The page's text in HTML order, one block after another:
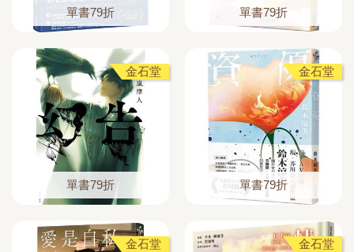
單書79折 單書79折
金石堂
單書79折
金石堂
單書79折
金石堂 金石堂